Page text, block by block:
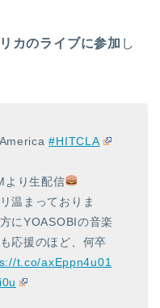
カのライブに参加 し
America#HITCLA
より生配信
温まっておりま
にYOASOBIの音楽
応援のほど、何卒
t.co/axEppn4u01